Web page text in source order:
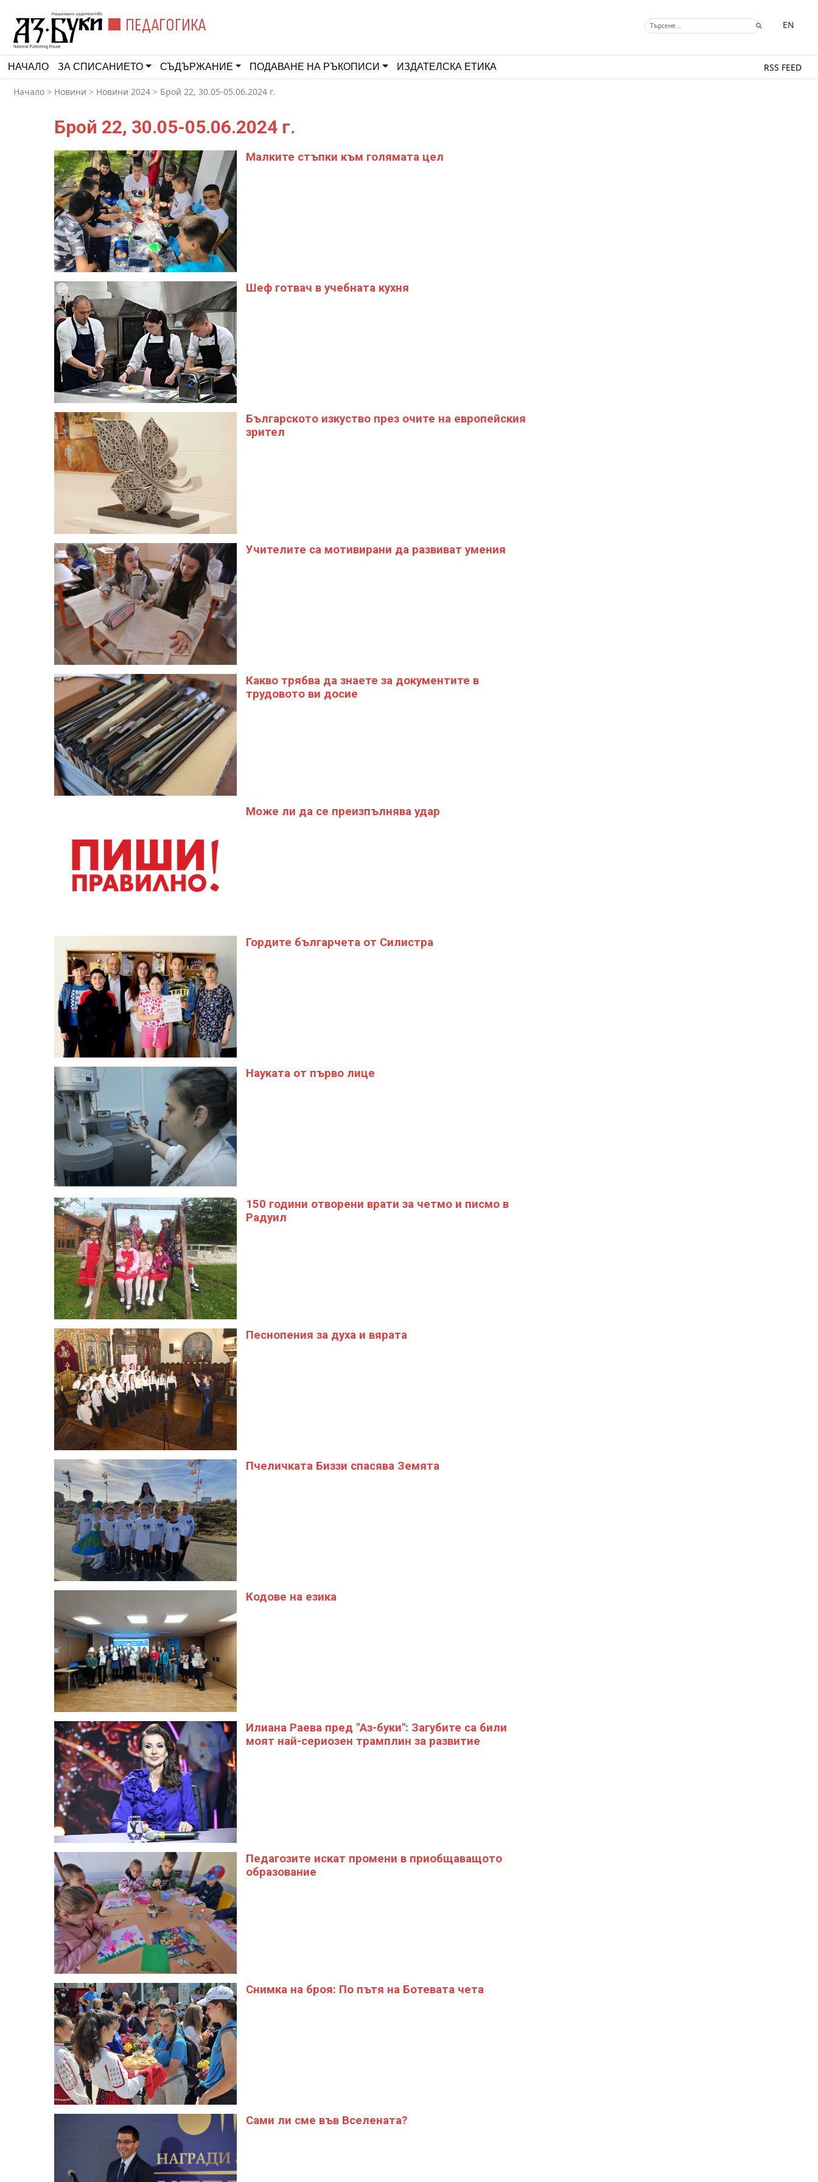
ПЕДАГОГИКА EN
НАЧАЛО ЗА СПИСАНИЕТО СЪДЪРЖАНИЕ ПОДАВАНЕ НА РЪКОПИСИ ИЗДАТЕЛСКА ЕТИКА RSS FEED
Начало > Новини > Новини 2024 > Брой 22, 30.05-05.06.2024 г.
Брой 22, 30.05-05.06.2024 г.
Малките стъпки към голямата цел
Шеф готвач в учебната кухня
Българското изкуство през очите на европейския
зрител
Учителите са мотивирани да развиват умения
Какво трябва да знаете за документите в
трудовото ви досие
Може ли да се преизпълнява удар
Гордите българчета от Силистра
Науката от първо лице
150 години отворени врати за четмо и писмо в
Радуил
Песнопения за духа и вярата
Пчеличката Биззи спасява Земята
Кодове на езика
Илиана Раева пред "Аз-буки": Загубите са били
моят най-сериозен трамплин за развитие
Педагозите искат промени в приобщаващото
образование
Снимка на броя: По пътя на Ботевата чета
Сами ли сме във Вселената?